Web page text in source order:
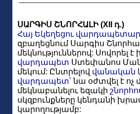
ՍԱՐԳԻՍ ՇՆՈՐՀԱԼԻ (XII դ.)
Հայ Եկեղեցու
զբաղեցնում Սարգիս
մեկնություններով:
վարդապետ Ստեփանոս
մեկում: Ընտրելով վանական
վարդապետ՝ նա օժտվել է ոչ
մեկնաբանելու եզակի
սկզբունքները կենդանի
կարողությամբ: